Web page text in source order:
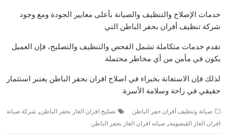
خدمات الإصلاح والتنظيف والصيانة بأعلى معايير الجودة ومع وجود
شركة تنظيف أفران بحفر الباطن التي
تقدم خدمات متكاملة تشمل الفحص والتنظيف والتصليح، فإن العميل
يكون في مأمن من أي مخاطر محتملة
لذلك فإن الاستعانة بخبراء في اصلاح افران بحفر الباطن يعتبر استثمار
حقيقي في راحة وسلامة الأسرة.
صيانة وتنظيف أفران حفر الباطن تصليح افران الغاز بحفر الباطن, شركة صيانة
افران الغاز القيصومة,صيانه افران الغاز بحفر الباطن